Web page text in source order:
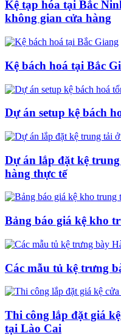
Kệ tạp hóa tại Bắc
không gian cửa hàng
Kệ bách hoá tại Bắc
Dự án setup kệ bách
Dự án lắp đặt kệ
hàng thực tế
Bảng báo giá kệ kho
Các mẫu tủ kệ trưng
Thi công lắp đặt giá
tại Lào Cai